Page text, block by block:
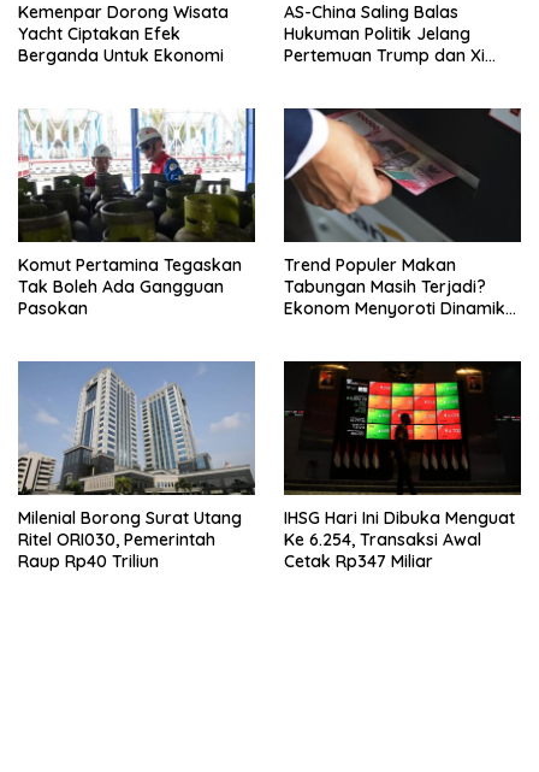
Kemenpar Dorong Wisata
Yacht Ciptakan Efek
Berganda Untuk Ekonomi
AS-China Saling Balas
Hukuman Politik Jelang
Pertemuan Trump dan Xi
Komut Pertamina Tegaskan
Tak Boleh Ada Gangguan
Pasokan
Trend Populer Makan
Tabungan Masih Terjadi?
Ekonom Menyoroti Dinamika
Milenial Borong Surat Utang
Ritel ORI030, Pemerintah
Raup Rp40 Triliun
IHSG Hari Ini Dibuka Menguat
Ke 6.254, Transaksi Awal
Cetak Rp347 Miliar